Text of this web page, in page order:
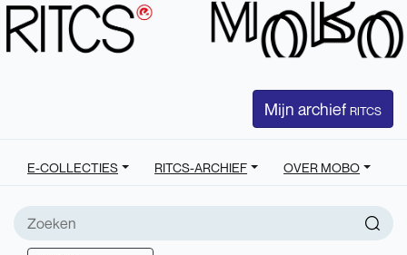
Mijn archief RITCS
E-COLLECTIES RITCS-ARCHIEF OVER MOBO